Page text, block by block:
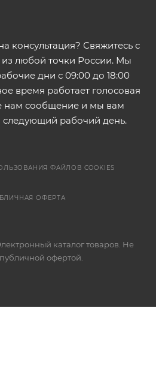
консультация? Свяжитесь с
любой точки России. Мы
дни с 09:00 до 18:00
время работает голосовая
нам сообщение и мы вам
следующий рабочий день.
ФАЙЛОВ COOKIES
ОФЕРТА
каталог товаров. Не
офертой.